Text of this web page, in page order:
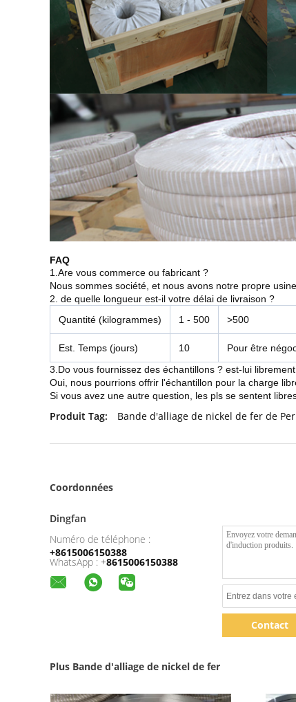
FAQ
1.Are vous commerce ou fabricant ?
Nous sommes société, et nous avons notre propre usine
2. de quelle longueur est-il votre délai de livraison ?
Quantité (kilogrammes)
1 - 500 >500
Est. Temps (jours) 10
Pour être
3.Do vous fournissez des échantillons ? est-lui
Oui, nous pourrions offrir l'échantillon pour la charge
Si vous avez une autre question, les pls se sentent
Produit Tag: Bande d'alliage de nickel de fer de
Coordonnées
Dingfan
Numéro de téléphone :
+8615006150388
WhatsApp : +8615006150388
Contact
Plus Bande d'alliage de nickel de fer